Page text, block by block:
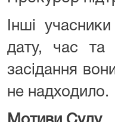
Інші
дату, час та
засідання
не надходило.